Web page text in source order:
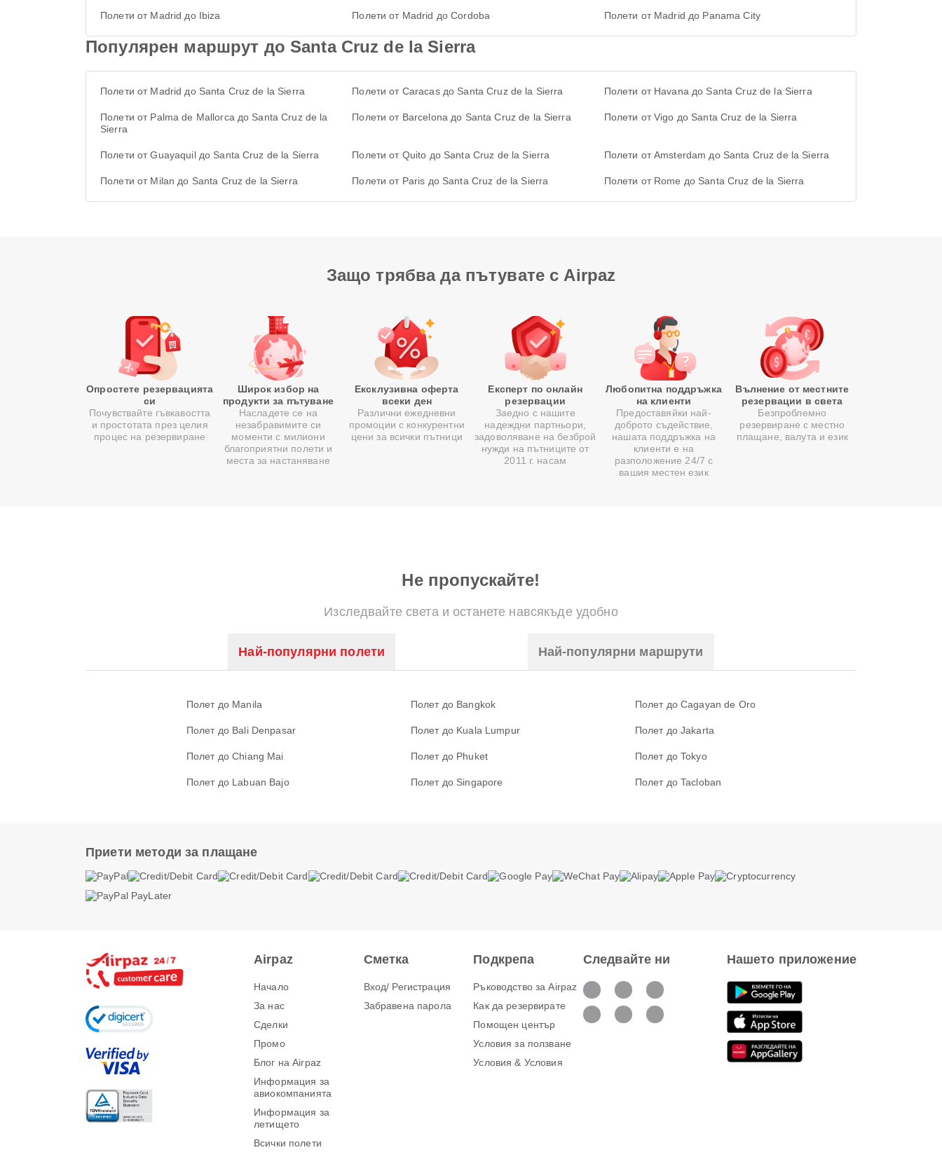
Полети от Madrid до Ibiza Полети от Madrid до Cordoba Полети от Madrid до Panama City
Популярен маршрут до Santa Cruz de la Sierra
Полети от Madrid до Santa Cruz de la Sierra Полети от Caracas до Santa Cruz de la Sierra Полети от Havana до Santa Cruz de la Sierra
Полети от Palma de Mallorca до Santa Cruz de la
Sierra
Полети от Barcelona до Santa Cruz de la Sierra Полети от Vigo до Santa Cruz de la Sierra
Полети от Guayaquil до Santa Cruz de la Sierra Полети от Quito до Santa Cruz de la Sierra Полети от Amsterdam до Santa Cruz de la Sierra
Полети от Milan до Santa Cruz de la Sierra Полети от Paris до Santa Cruz de la Sierra Полети от Rome до Santa Cruz de la Sierra
Защо трябва да пътувате с Airpaz
Опростете резервацията
си
Почувствайте гъвкавостта
и простотата през целия
процес на резервиране
Широк избор на
продукти за пътуване
Насладете се на
незабравимите си
моменти с милиони
благоприятни полети и
места за настаняване
Ексклузивна оферта
всеки ден
Различни ежедневни
промоции с конкурентни
цени за всички пътници
Експерт по онлайн
резервации
Заедно с нашите
надеждни партньори,
задоволяване на безброй
нужди на пътниците от
2011 г. насам
Любопитна поддръжка
на клиенти
Предоставяйки най-
доброто съдействие,
нашата поддръжка на
клиенти е на
разположение 24/7 с
вашия местен език
Вълнение от местните
резервации в света
Безпроблемно
резервиране с местно
плащане, валута и език
Не пропускайте!
Изследвайте света и останете навсякъде удобно
Най-популярни полети Най-популярни маршрути
Полет до Manila Полет до Bangkok Полет до Cagayan de Oro
Полет до Bali Denpasar Полет до Kuala Lumpur Полет до Jakarta
Полет до Chiang Mai Полет до Phuket Полет до Tokyo
Полет до Labuan Bajo Полет до Singapore Полет до Tacloban
Приети методи за плащане
Airpaz
Начало
За нас
Сделки
Промо
Блог на Airpaz
Информация за
авиокомпанията
Информация за
летището
Всички полети
Сметка
Вход/ Регистрация
Забравена парола
Подкрепа
Ръководство за Airpaz
Как да резервирате
Помощен център
Условия за ползване
Условия & Условия
Следвайте ни Нашето приложение